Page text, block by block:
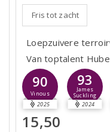
Fris tot zacht
Loepzuivere
Van toptalent
90
Vinous
2025
93
James
Suckling
2024
15,50